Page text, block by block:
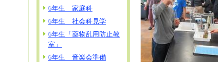
6年生 家庭科
6年生 社会科見学
6年生「薬物乱用防止教
室」
6年生 音楽会準備